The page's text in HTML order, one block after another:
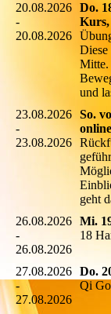
20.08.2026
-
20.08.2026
Do.
Kurs,
Diese
Mitte.
und
23.08.2026
-
23.08.2026
So.
geht
26.08.2026
-
26.08.2026
Mi.
18
27.08.2026
-
27.08.2026
Do.
Qi